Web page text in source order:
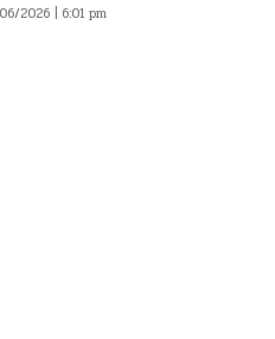
2026 | 6:01 pm